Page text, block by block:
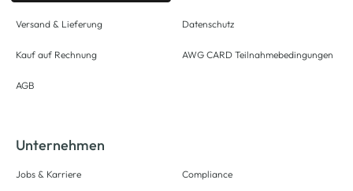
Versand & Lieferung
Kauf auf Rechnung
AGB
Datenschutz
AWG CARD Teilnahmebedingungen
Unternehmen
Jobs & Karriere Compliance